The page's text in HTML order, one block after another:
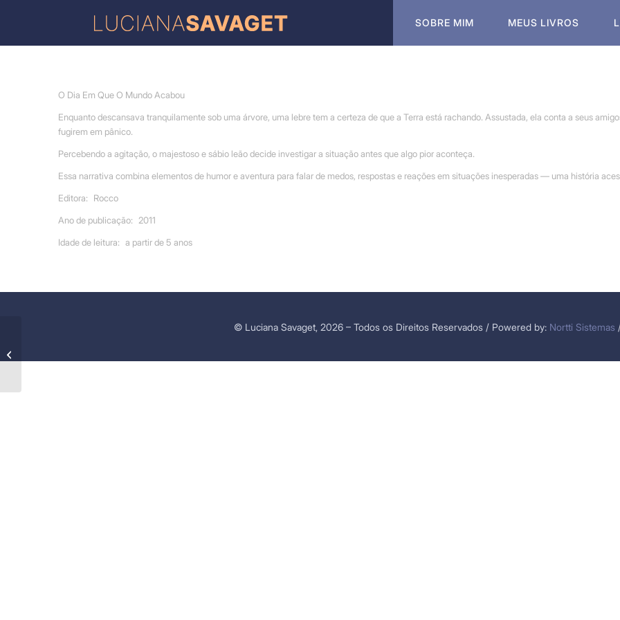
SOBRE MIM MEUS LIVROS
O Dia Em Que O Mundo Acabou
Enquanto descansava tranquilamente sob uma árvore, uma lebre tem a certeza de que a Terra está rachando. Assustada, ela conta a seus
fugirem em pânico.
Percebendo a agitação, o majestoso e sábio leão decide investigar a situação antes que algo pior aconteça.
Essa narrativa combina elementos de humor e aventura para falar de medos, respostas e reações em situações inesperadas — uma história
Editora: Rocco
Ano de publicação: 2011
Idade de leitura: a partir de 5 anos
© Luciana Savaget, 2026 – Todos os Direitos Reservados / Powered by: Nortti Sistemas